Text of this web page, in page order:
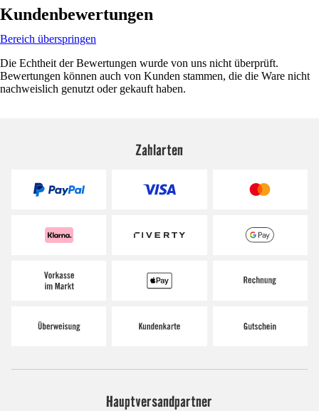
Kundenbewertungen
Bereich überspringen
Die Echtheit der Bewertungen wurde von uns nicht überprüft.
Bewertungen können auch von Kunden stammen, die die Ware nicht
nachweislich genutzt oder gekauft haben.
Zahlarten
Hauptversandpartner